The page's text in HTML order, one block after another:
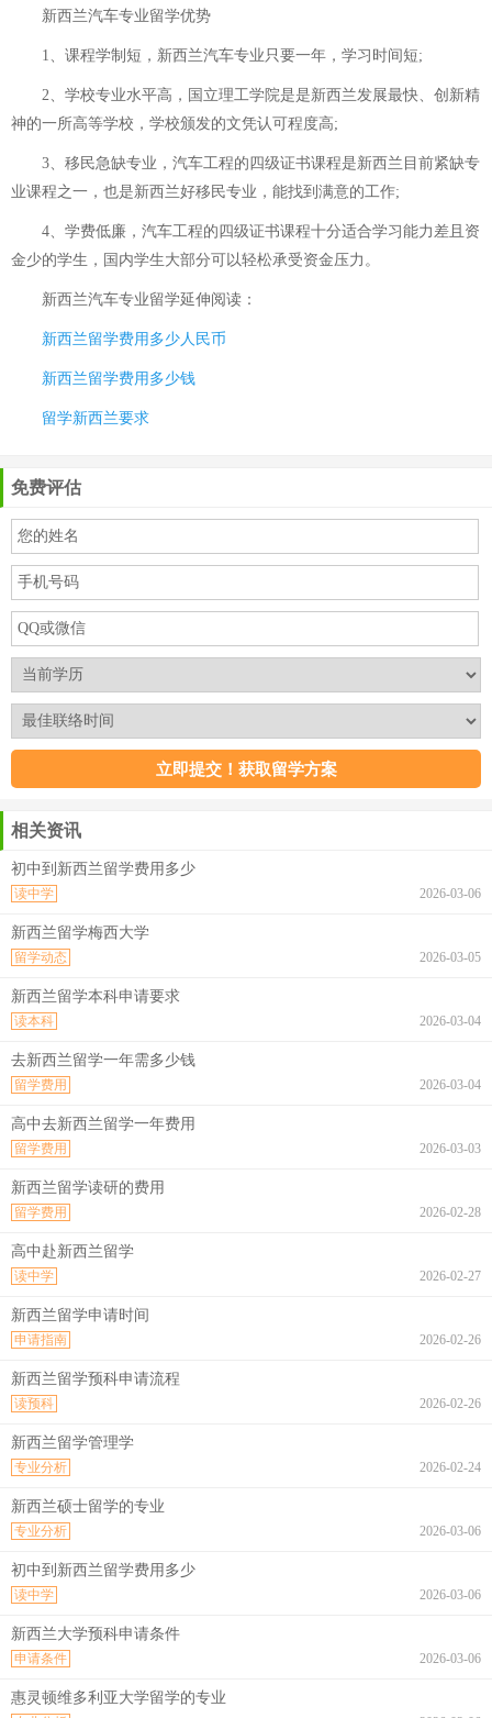
新西兰汽车专业留学优势
1、课程学制短，新西兰汽车专业只要一年，学习时间短;
2、学校专业水平高，国立理工学院是是新西兰发展最快、创新精
神的一所高等学校，学校颁发的文凭认可程度高;
3、移民急缺专业，汽车工程的四级证书课程是新西兰目前紧缺专
业课程之一，也是新西兰好移民专业，能找到满意的工作;
4、学费低廉，汽车工程的四级证书课程十分适合学习能力差且资
金少的学生，国内学生大部分可以轻松承受资金压力。
新西兰汽车专业留学延伸阅读：
新西兰留学费用多少人民币
新西兰留学费用多少钱
留学新西兰要求
免费评估
相关资讯
初中到新西兰留学费用多少
2026-03-06
读中学
新西兰留学梅西大学
2026-03-05
留学动态
新西兰留学本科申请要求
2026-03-04
读本科
去新西兰留学一年需多少钱
2026-03-04
留学费用
高中去新西兰留学一年费用
2026-03-03
留学费用
新西兰留学读研的费用
2026-02-28
留学费用
高中赴新西兰留学
2026-02-27
读中学
新西兰留学申请时间
2026-02-26
申请指南
新西兰留学预科申请流程
2026-02-26
读预科
新西兰留学管理学
2026-02-24
专业分析
新西兰硕士留学的专业
2026-03-06
专业分析
初中到新西兰留学费用多少
2026-03-06
读中学
新西兰大学预科申请条件
2026-03-06
申请条件
惠灵顿维多利亚大学留学的专业